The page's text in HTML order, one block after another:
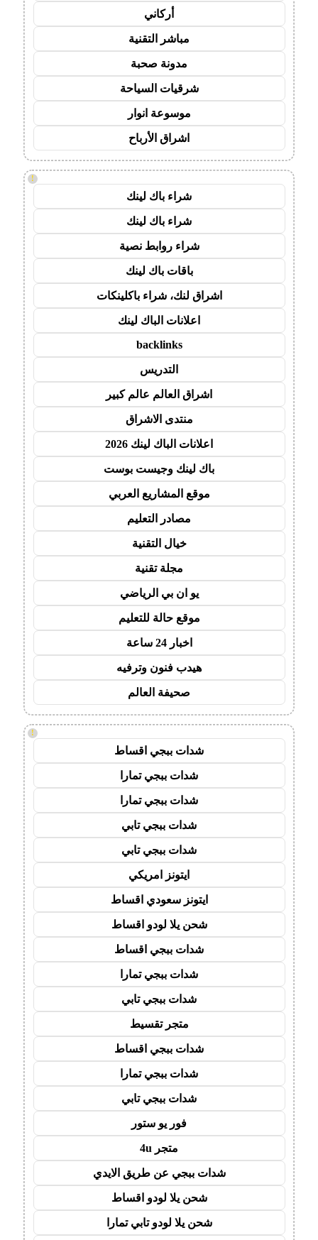
أركاني
مباشر التقنية
مدونة صحبة
شرقيات السياحة
موسوعة انوار
اشراق الأرباح
!
شراء باك لينك
شراء باك لينك
شراء روابط نصية
باقات باك لينك
اشراق لنك، شراء باكلينكات
اعلانات الباك لينك
backlinks
التدريس
اشراق العالم عالم كبير
منتدى الاشراق
اعلانات الباك لينك 2026
باك لينك وجيست بوست
موقع المشاريع العربي
مصادر التعليم
خيال التقنية
مجلة تقنية
يو ان بي الرياضي
موقع حالة للتعليم
اخبار 24 ساعة
هيدب فنون وترفيه
صحيفة العالم
!
شدات ببجي اقساط
شدات ببجي تمارا
شدات ببجي تمارا
شدات ببجي تابي
شدات ببجي تابي
ايتونز امريكي
ايتونز سعودي اقساط
شحن يلا لودو اقساط
شدات ببجي اقساط
شدات ببجي تمارا
شدات ببجي تابي
متجر تقسيط
شدات ببجي اقساط
شدات ببجي تمارا
شدات ببجي تابي
فور يو ستور
متجر 4u
شدات ببجي عن طريق الايدي
شحن يلا لودو اقساط
شحن يلا لودو تابي تمارا